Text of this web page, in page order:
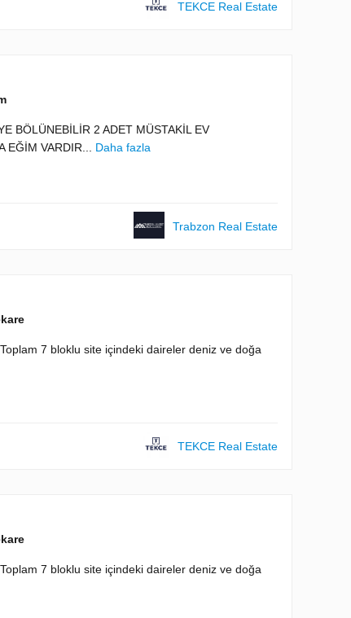
TEKCE Real Estate
BÖLÜNEBİLİR 2 ADET MÜSTAKİL EV
EĞİM VARDIR... Daha fazla
Trabzon Real Estate
7 bloklu site içindeki daireler deniz ve doğa
TEKCE Real Estate
7 bloklu site içindeki daireler deniz ve doğa